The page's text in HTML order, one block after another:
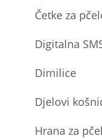
Četke za
Digitalna
Dimilice
Djelovi
Hrana za